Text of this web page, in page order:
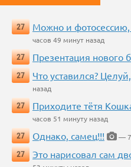
27 Можно и фотосессию,
часов 49 минут назад
27
Презентация нового
27
Что уставился?
назад
27
Приходите тётя
часов 51 минуту назад
27
Однако, самец!!!
— 7
27
Это нарисовал сам